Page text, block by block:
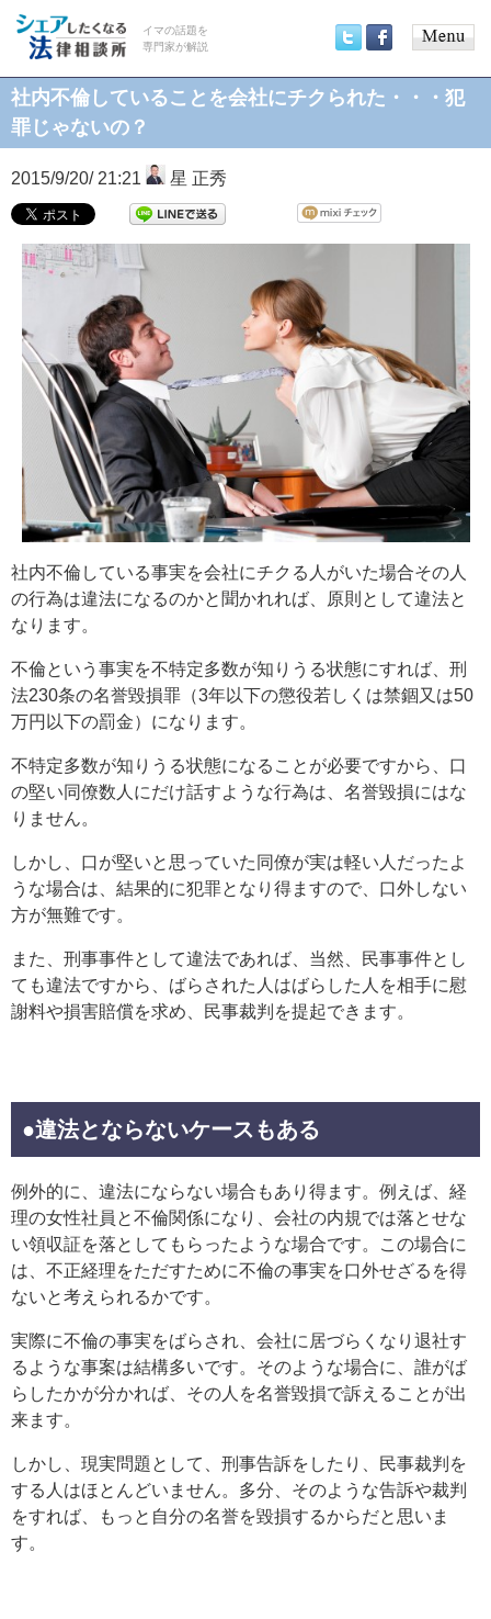
イマの話題を
専門家が解説
menu
社内不倫していることを会社にチクられた・・・犯
罪じゃないの？
2015/9/20/ 21:21 星 正秀
社内不倫している事実を会社にチクる人がいた場合その人
の行為は違法になるのかと聞かれれば、原則として違法と
なります。
不倫という事実を不特定多数が知りうる状態にすれば、刑
法230条の名誉毀損罪（3年以下の懲役若しくは禁錮又は50
万円以下の罰金）になります。
不特定多数が知りうる状態になることが必要ですから、口
の堅い同僚数人にだけ話すような行為は、名誉毀損にはな
りません。
しかし、口が堅いと思っていた同僚が実は軽い人だったよ
うな場合は、結果的に犯罪となり得ますので、口外しない
方が無難です。
また、刑事事件として違法であれば、当然、民事事件とし
ても違法ですから、ばらされた人はばらした人を相手に慰
謝料や損害賠償を求め、民事裁判を提起できます。
●違法とならないケースもある
例外的に、違法にならない場合もあり得ます。例えば、経
理の女性社員と不倫関係になり、会社の内規では落とせな
い領収証を落としてもらったような場合です。この場合に
は、不正経理をただすために不倫の事実を口外せざるを得
ないと考えられるかです。
実際に不倫の事実をばらされ、会社に居づらくなり退社す
るような事案は結構多いです。そのような場合に、誰がば
らしたかが分かれば、その人を名誉毀損で訴えることが出
来ます。
しかし、現実問題として、刑事告訴をしたり、民事裁判を
する人はほとんどいません。多分、そのような告訴や裁判
をすれば、もっと自分の名誉を毀損するからだと思いま
す。